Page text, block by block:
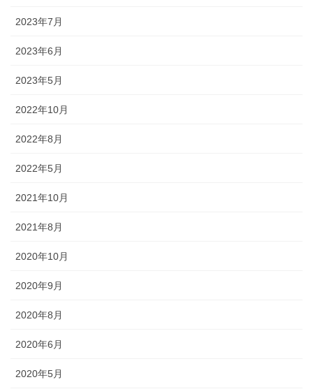
2023年7月
2023年6月
2023年5月
2022年10月
2022年8月
2022年5月
2021年10月
2021年8月
2020年10月
2020年9月
2020年8月
2020年6月
2020年5月
｢氷室開き｣、｢加賀万祭｣
◆金沢最大のお祭りといえば「金沢百万石まつり」。加賀藩主・前
せて、企業や団体の工夫を凝らした踊り流しも見どころ。